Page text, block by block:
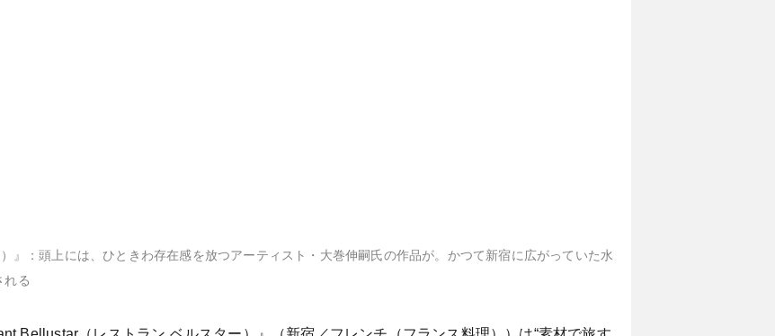
』：頭上には、ひときわ存在感を放つアーティスト・大巻伸嗣氏の作品が。かつて新宿に広がっていた水
れる